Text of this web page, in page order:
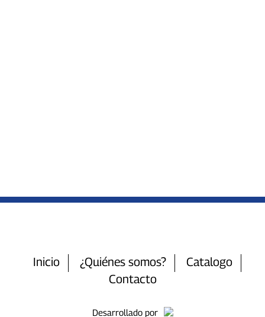
Inicio ¿Quiénes somos?
Catalogo
Contacto
Desarrollado por